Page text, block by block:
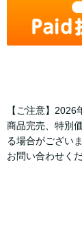
【ご注意】
商品完売、特別
る場合がござい
お問い合わせくだ